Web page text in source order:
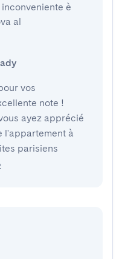
è
al
vos
note !
ayez apprécié
l'appartement à
parisiens